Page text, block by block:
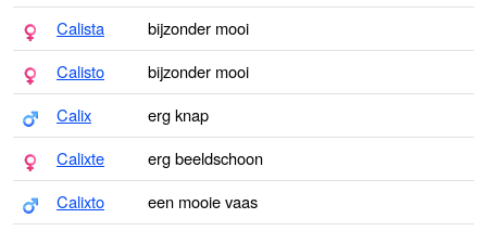
Calista
bijzonder mooi
Calisto
bijzonder mooi
Calix
erg knap
Calixte
erg beeldschoon
Calixto
een mooie vaas